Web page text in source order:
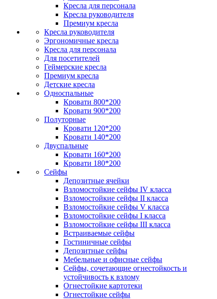
Кресла для персонала
Кресла руководителя
Премиум кресла
Кресла руководителя
Эргономичные кресла
Кресла для персонала
Для посетителей
Геймерские кресла
Премиум кресла
Детские кресла
Односпальные
Кровати 800*200
Кровати 900*200
Полуторные
Кровати 120*200
Кровати 140*200
Двуспальные
Кровати 160*200
Кровати 180*200
Сейфы
Депозитные ячейки
Взломостойкие сейфы IV класса
Взломостойкие сейфы II класса
Взломостойкие сейфы V класса
Взломостойкие сейфы I класса
Взломостойкие сейфы III класса
Встраиваемые сейфы
Гостиничные сейфы
Депозитные сейфы
Мебельные и офисные сейфы
Сейфы, сочетающие огнестойкость и
устойчивость к взлому
Огнестойкие картотеки
Огнестойкие сейфы